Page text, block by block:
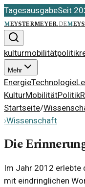
TagesausgabeSeit
meystermeyer.dem
kulturmobilitätpolitik
Mehr
EnergieTechnologie
KulturMobilitätPolitik
Startseite/
›Wissenschaft
Die
Im Jahr 2012 erlebte
mit eindringlichen